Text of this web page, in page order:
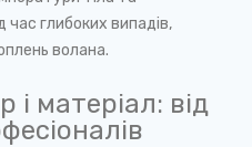
час глибоких випадів,
волана.
і матеріал: від